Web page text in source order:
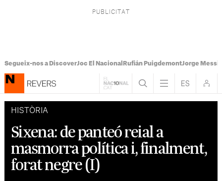
Segueix-nos a DiscoverJoc El Nacional Rufián PuigdemontJorge Messi
HISTÒRIA
Sixena: de panteó reial a
masmorra política i, finalment,
forat negre (I)